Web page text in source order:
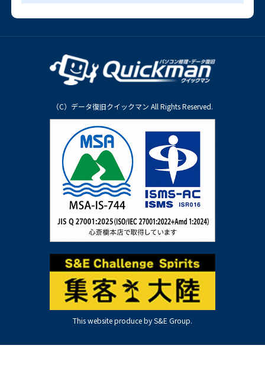
（C）データ復旧クイックマン All Rights Reserved.
This website produce by S&E Group.